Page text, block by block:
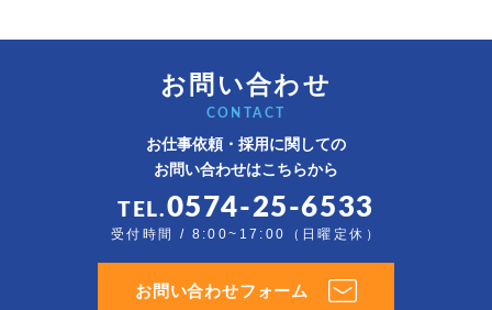
お問い合わせ
CONTACT
お仕事依頼・採用に関しての
お問い合わせはこちらから
TEL.0574-25-6533
受付時間 / 8:00~17:00（日曜定休）
お問い合わせフォーム